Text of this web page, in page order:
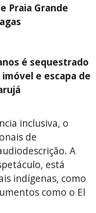
Praia Grande
é sequestrado
e escapa de
inclusiva, o
de
A
está
indígenas, como
como o El